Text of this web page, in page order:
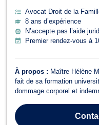
Avocat Droit de la
8 ans d’expérience
N’accepte pas l’aide
Premier rendez-vous à
À propos : Maître Hélène
fait de sa formation
dommage corporel et
maladies professionnelles,
de l'e...